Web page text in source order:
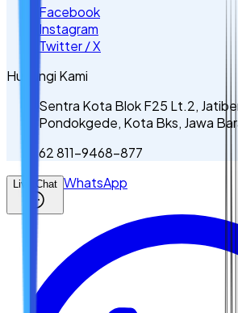
Facebook
Instagram
Twitter / X
Hubungi Kami
Sentra Kota Blok F25 Lt.2,
Pondokgede, Kota Bks, Jawa
62 811-9468-877
Live Chat WhatsApp